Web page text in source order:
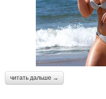
читать дальше →